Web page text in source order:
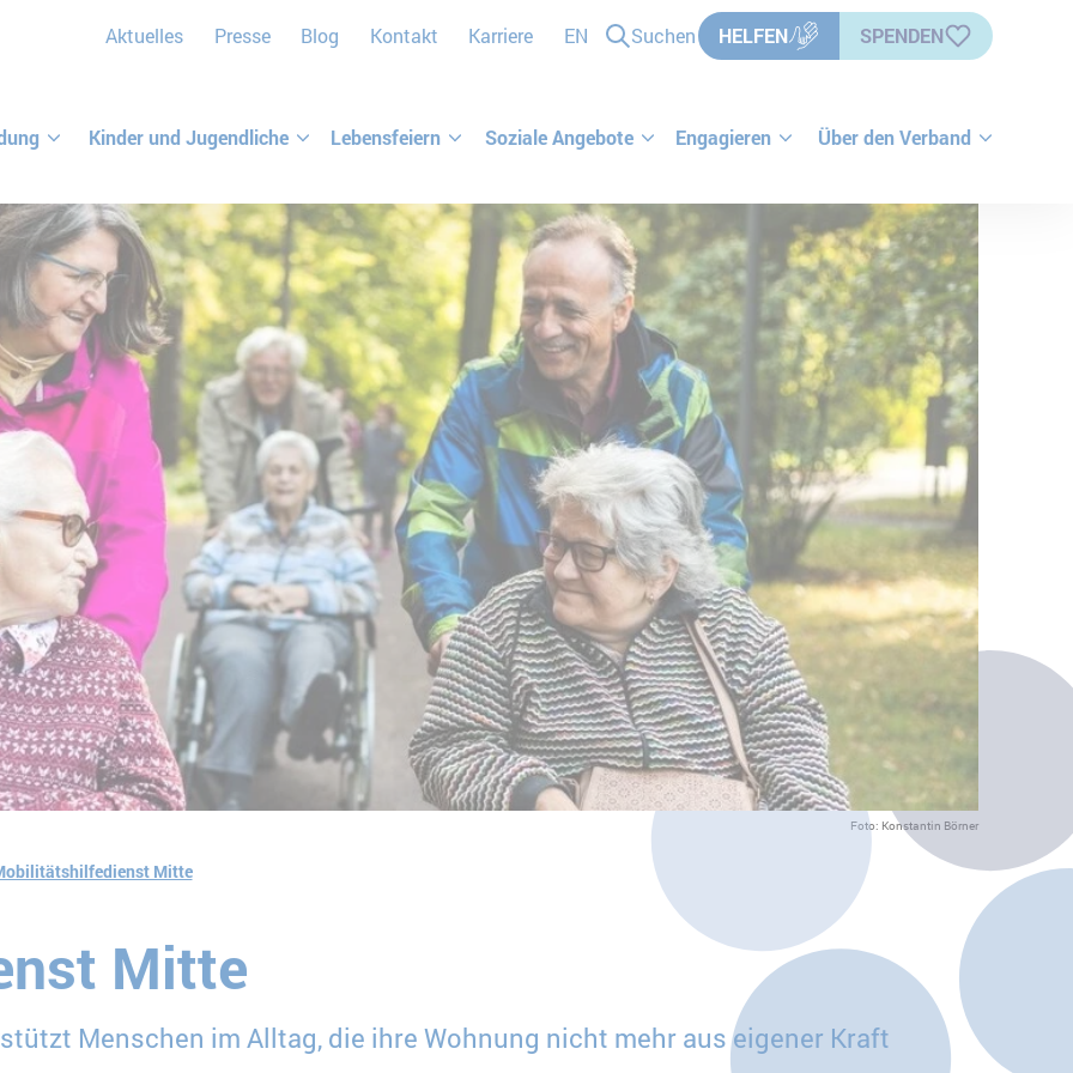
Aktuelles Presse Blog Kontakt Karriere EN Suchen HELFEN SPENDEN
Kinder und Jugendliche Lebensfeiern Soziale Angebote Engagieren Über den Verband
Foto: Konstantin Börner
Mitte
Mitte
Menschen im Alltag, die ihre Wohnung nicht mehr aus eigener Kraft